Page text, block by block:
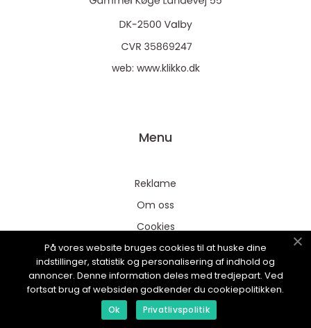
web: www.klikko.dk
Menu
Reklame
Om oss
Cookies
Kontakt Oss
Sitemap
På vores website bruges cookies til at huske dine
indstillinger, statistik og personalisering af indhold og
annoncer. Denne information deles med tredjepart. Ved
fortsat brug af websiden godkender du cookiepolitikken.
Ok Privatlivspolitik